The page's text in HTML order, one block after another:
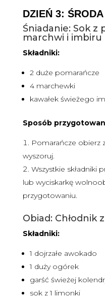
DZIEŃ 3: ŚRODA
Śniadanie: Sok z
marchwi i imbiru
Składniki:
2 duże pomarańcze
4 marchewki
kawałek świeżego
Sposób
Pomarańcze obierz
wyszoruj.
Wszystkie składniki
lub wyciskarkę
przygotowaniu.
Obiad: Chłodnik
Składniki:
1 dojrzałe awokado
1 duży ogórek
garść świeżej
sok z 1 limonki